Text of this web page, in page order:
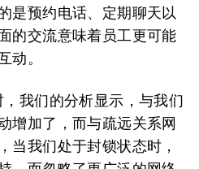
是预约电话、定期聊天以
的交流意味着员工更可能
动。
我们的分析显示，与我们
增加了，而与疏远关系网
当我们处于封锁状态时，